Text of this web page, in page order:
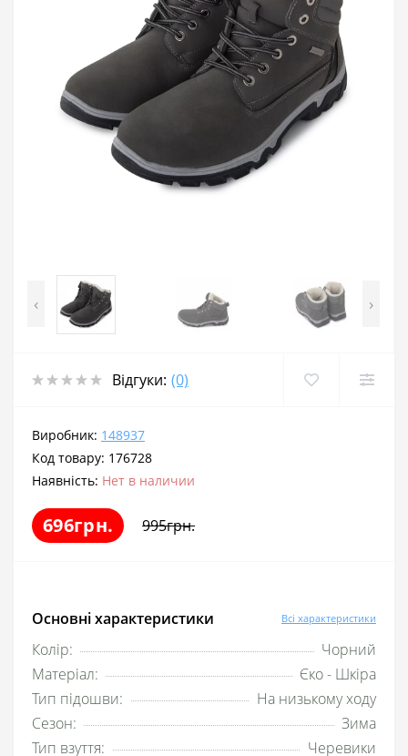
‹ ›
Відгуки: (0)
Виробник: 148937
Код товару: 176728
Наявність: Нет в наличии
696грн. 995грн.
Основні характеристики Всі характеристики
Колір:
Чорний
Матеріал:
Єко - Шкіра
Тип підошви:
На низькому ходу
Сезон:
Зима
Тип взуття:
Черевики